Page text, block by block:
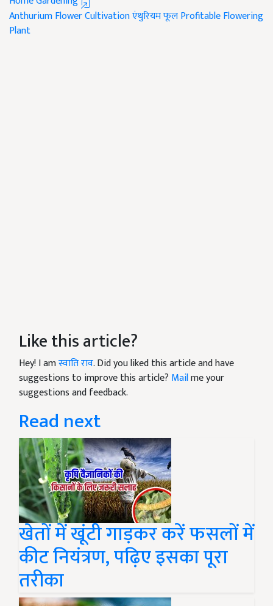
Anthurium Flower Cultivationएंथुरियम फूलProfitable Flowering
Plant
Like this article?
Hey! I amस्वाति राव. Did you liked this article and have
suggestions to improve this article? Mailme your
suggestions and feedback.
Read next
खेतों में खूंटी गाड़कर करें फसलों में
कीट नियंत्रण, पढ़िए इसका पूरा
तरीका